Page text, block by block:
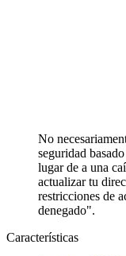
No
seguridad
lugar de a una
actualizar tu
restricciones de
denegado".
Características